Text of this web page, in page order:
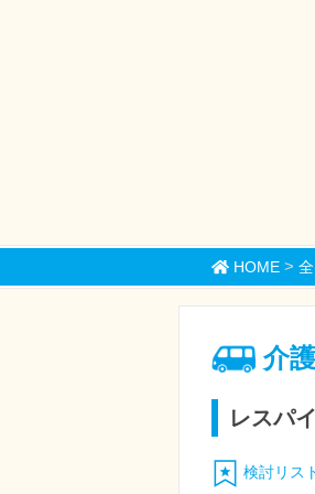
HOME>
介
レスパ
検討リス